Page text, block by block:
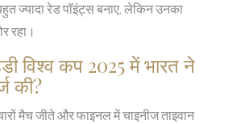
ज्यादा रेड पॉइंट्स बनाए, लेकिन उनका
रहा।
विश्व कप 2025 में भारत ने
की?
मैच जीते और फाइनल में चाइनीज ताइवान